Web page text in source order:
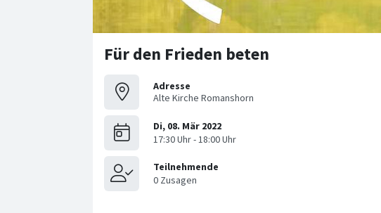
Für den Frieden beten
Adresse
Alte Kirche Romanshorn